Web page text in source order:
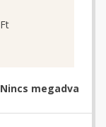
Ft
Nincs megadva